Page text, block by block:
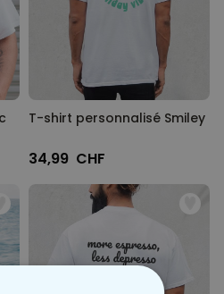
T-shirt personnalisé Smiley
34,99 CHF